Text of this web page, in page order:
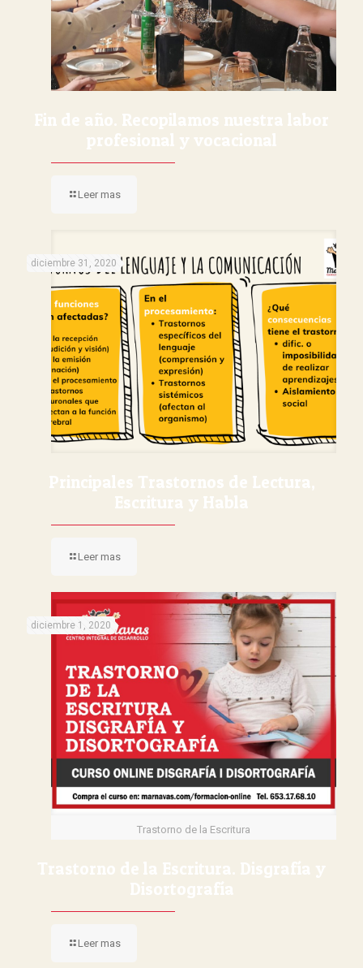
Fin de año. Recopilamos nuestra labor
profesional y vocacional
Leer mas
diciembre 31, 2020
Principales Trastornos de Lectura,
Escritura y Habla
Leer mas
Trastorno de la Escritura
diciembre 1, 2020
Trastorno de la Escritura. Disgrafía y
Disortografía
Leer mas